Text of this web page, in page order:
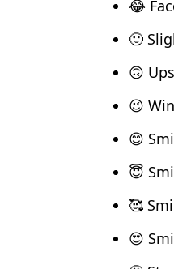
😂
🙂
🙃
😉
😊
😇
🥰
😍